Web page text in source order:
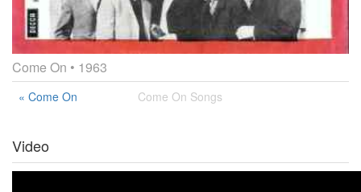
Come On • 1963
« Come On Come On Songs
Video